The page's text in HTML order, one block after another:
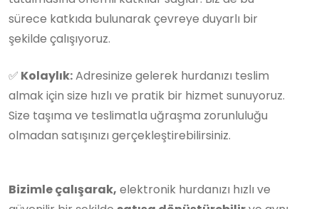
sürece katkıda bulunarak çevreye duyarlı bir
şekilde çalışıyoruz.
✅ Kolaylık:Adresinize gelerek hurdanızı teslim
almak için size hızlı ve pratik bir hizmet sunuyoruz.
Size taşıma ve teslimatla uğraşma zorunluluğu
olmadan satışınızı gerçekleştirebilirsiniz.
Bizimle çalışarak, elektronik hurdanızı hızlı ve